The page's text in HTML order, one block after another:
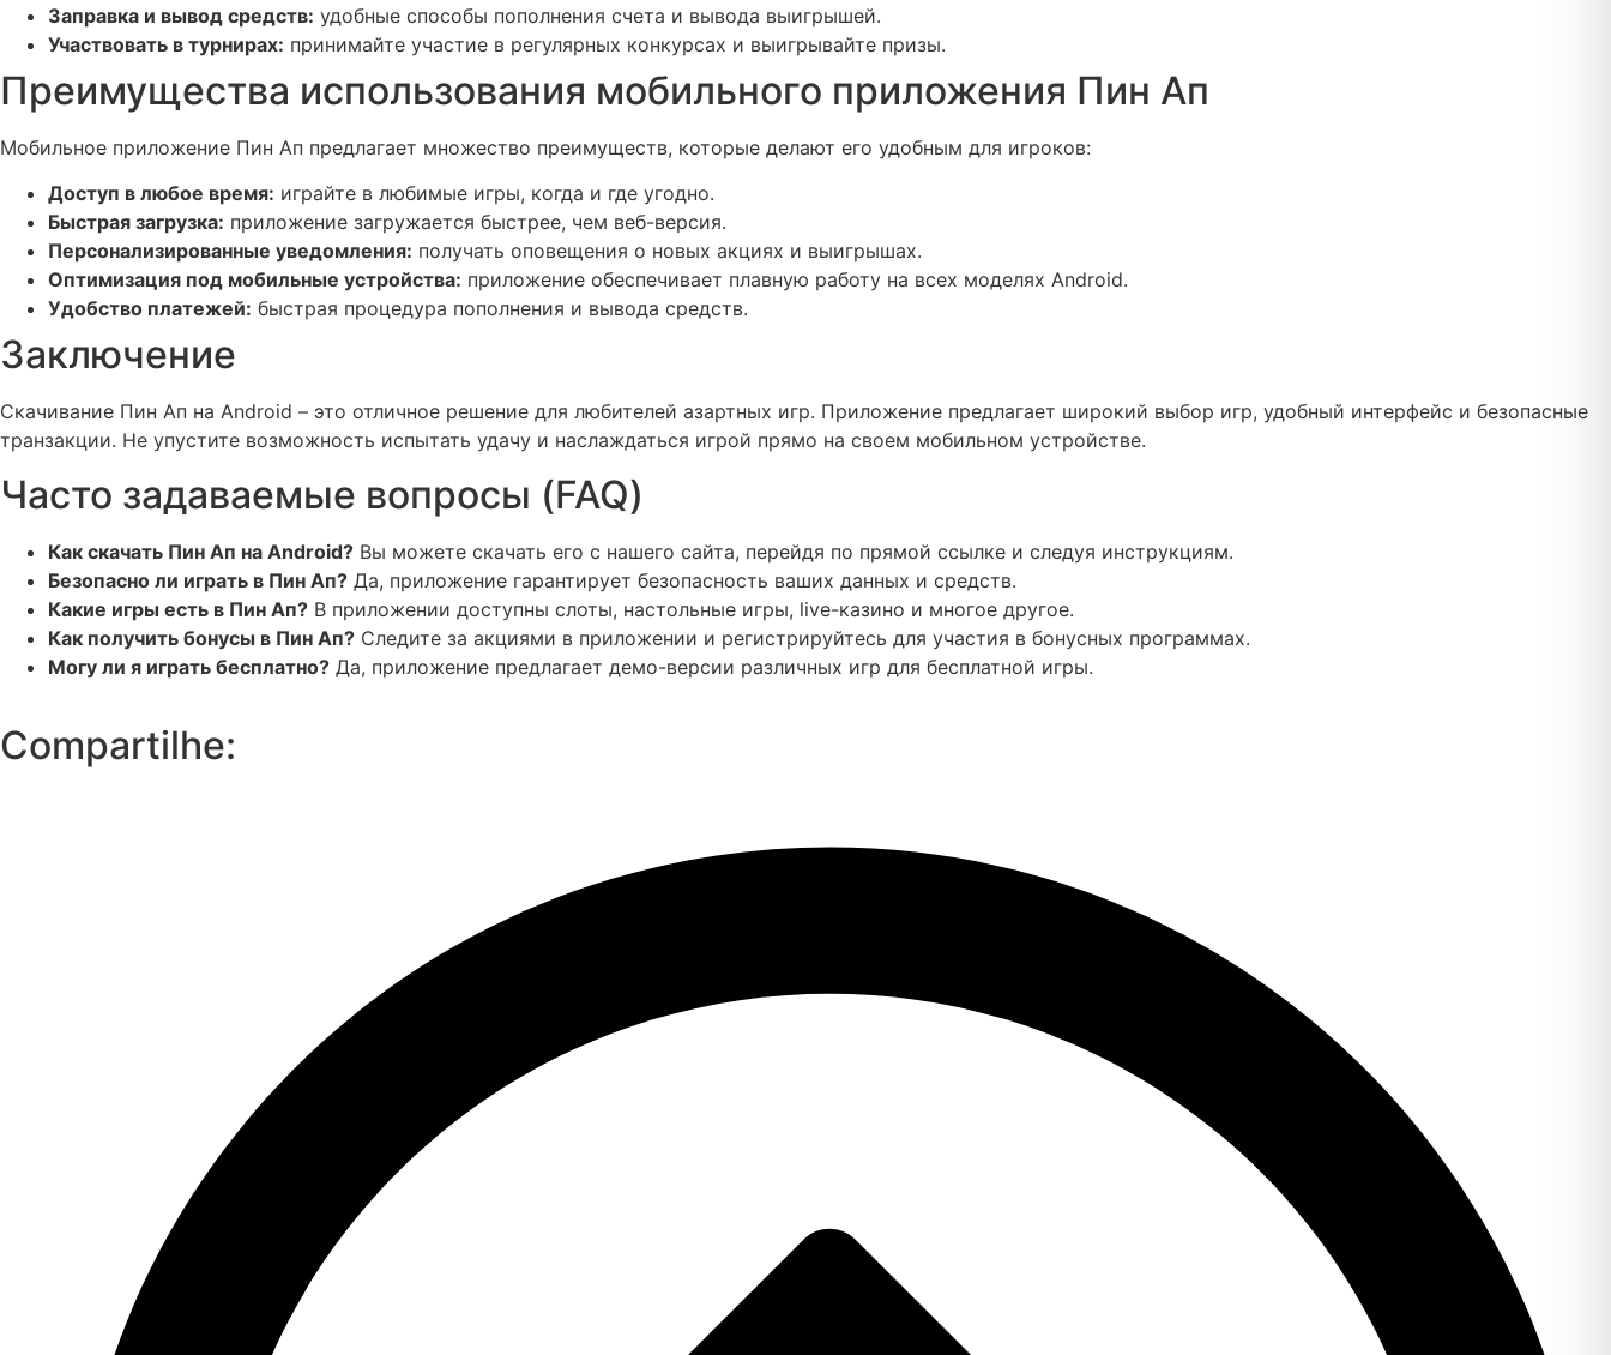
Заправка и вывод средств: удобные способы пополнения счета и вывода выигрышей.
Участвовать в турнирах: принимайте участие в регулярных конкурсах и выигрывайте призы.
Преимущества использования мобильного приложения Пин Ап
Мобильное приложение Пин Ап предлагает множество преимуществ, которые делают его удобным для игроков:
Доступ в любое время: играйте в любимые игры, когда и где угодно.
Быстрая загрузка: приложение загружается быстрее, чем веб-версия.
Персонализированные уведомления: получать оповещения о новых акциях и выигрышах.
Оптимизация под мобильные устройства: приложение обеспечивает плавную работу на всех моделях Android.
Удобство платежей: быстрая процедура пополнения и вывода средств.
Заключение
Скачивание Пин Ап на Android – это отличное решение для любителей азартных игр. Приложение предлагает широкий выбор игр, удобный интерфейс и безопасные
транзакции. Не упустите возможность испытать удачу и наслаждаться игрой прямо на своем мобильном устройстве.
Часто задаваемые вопросы (FAQ)
Как скачать Пин Ап на Android? Вы можете скачать его с нашего сайта, перейдя по прямой ссылке и следуя инструкциям.
Безопасно ли играть в Пин Ап? Да, приложение гарантирует безопасность ваших данных и средств.
Какие игры есть в Пин Ап? В приложении доступны слоты, настольные игры, live-казино и многое другое.
Как получить бонусы в Пин Ап? Следите за акциями в приложении и регистрируйтесь для участия в бонусных программах.
Могу ли я играть бесплатно? Да, приложение предлагает демо-версии различных игр для бесплатной игры.
Compartilhe: